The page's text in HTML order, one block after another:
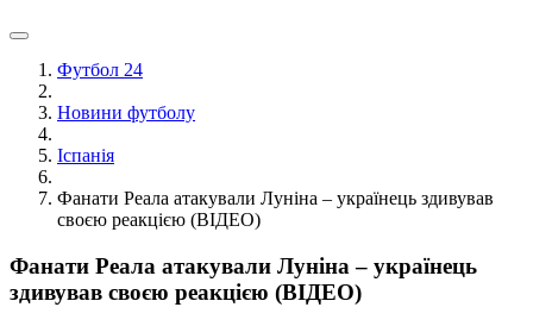
Футбол 24
Новини футболу
Іспанія
Фанати Реала атакували Луніна – українець здивував
своєю реакцією (ВІДЕО)
Фанати Реала атакували Луніна – українець
здивував своєю реакцією (ВІДЕО)